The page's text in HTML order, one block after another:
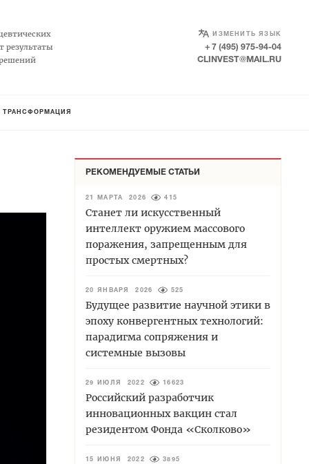
результаты
ИЗМЕНИТЬ ЯЗЫК
SELECT LANGUAGE
+ 7 (495) 975-94-04
CLINVEST@MAIL.RU
ТРАНСФОРМАЦИЯ
РЕКОМЕНДУЕМЫЕ СТАТЬИ
21 МАРТА 2026 415
Станет ли искусственный
интеллект оружием массового
поражения, запрещенным для
простых смертных?
20 ЯНВАРЯ 2026 525
Будущее развитие научной этики в
эпоху конвергентных технологий:
парадигма сопряжения и
системные вызовы
29 ИЮЛЯ 2022 16623
Российский разработчик
инновационных вакцин стал
резидентом Фонда «Сколково»
15 ИЮНЯ 2022 3895